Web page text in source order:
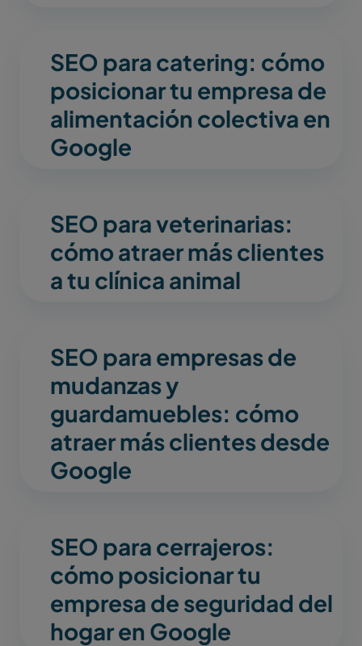
SEO para catering: cómo
posicionar tu empresa de
alimentación colectiva en
Google
SEO para veterinarias:
cómo atraer más clientes
a tu clínica animal
SEO para empresas de
mudanzas y
guardamuebles: cómo
atraer más clientes desde
Google
SEO para cerrajeros:
cómo posicionar tu
empresa de seguridad del
hogar en Google